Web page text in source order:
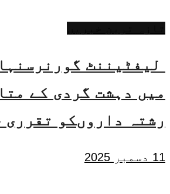
لیفٹیننٹ
میں دہشت گردی کے
رشتہ داروںکو تقرری
11 دسمبر 2025